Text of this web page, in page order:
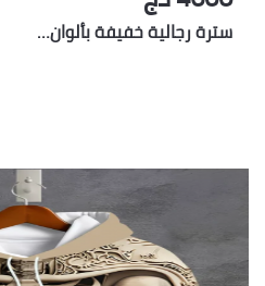
سترة رجالية خفيفة بألوان…